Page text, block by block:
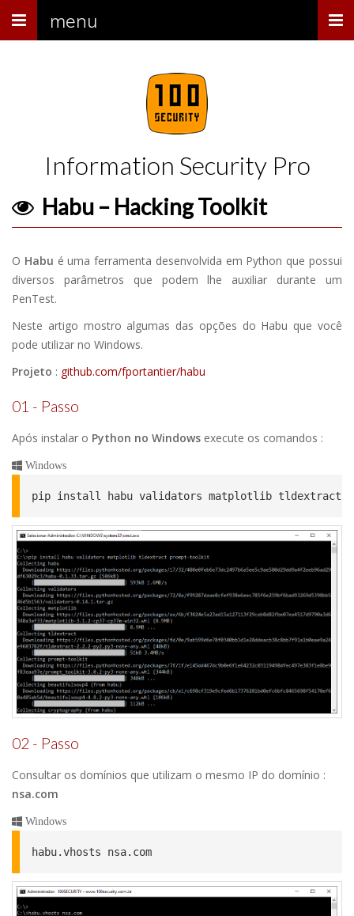
Menu menu
Information Security Pro
Habu – Hacking Toolkit
O Habu é uma ferramenta desenvolvida em Python que possui
diversos parâmetros que podem lhe auxiliar durante um
PenTest.
Neste artigo mostro algumas das opções do Habu que você
pode utilizar no Windows.
Projeto : github.com/fportantier/habu
01 - Passo
Após instalar o Python no Windows execute os comandos :
Windows
pip install habu validators matplotlib tldextract
02 - Passo
Consultar os domínios que utilizam o mesmo IP do domínio :
nsa.com
Windows
habu.vhosts nsa.com